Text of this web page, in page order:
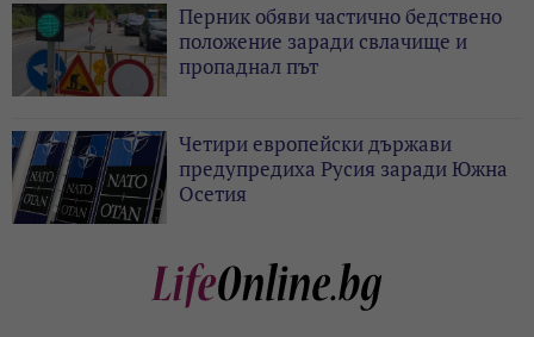
Перник обяви частично бедствено
положение заради свлачище и
пропаднал път
Четири европейски държави
предупредиха Русия заради Южна
Осетия